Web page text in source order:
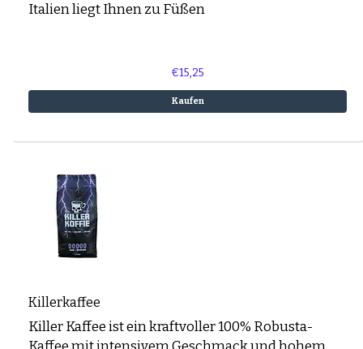
Italien liegt Ihnen zu Füßen
€15,25
Kaufen
Killerkaffee
Killer Kaffee ist ein kraftvoller 100% Robusta-